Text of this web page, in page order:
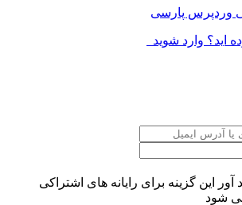
اید؟ وارد شوید
آور
این گزینه برای رایانه های اشتراکی
شود